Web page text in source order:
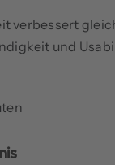
verbessert
und